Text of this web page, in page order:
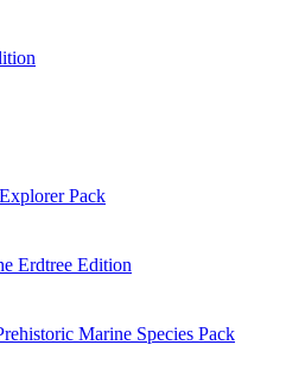
Pack
Erdtree Edition
Marine Species Pack